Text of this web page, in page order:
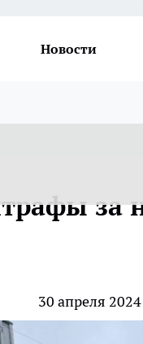
Новости
за
30 апреля 2024